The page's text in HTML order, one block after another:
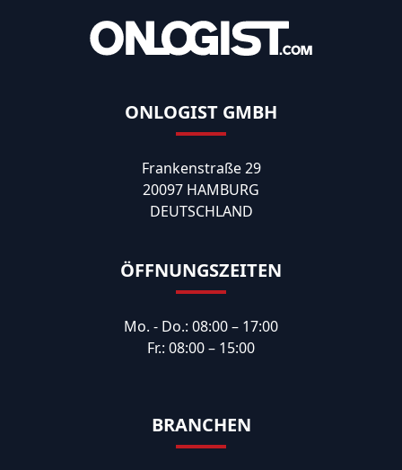
ONLOGIST GMBH
Frankenstraße 29
20097 HAMBURG
DEUTSCHLAND
ÖFFNUNGSZEITEN
Mo. - Do.: 08:00 – 17:00
Fr.: 08:00 – 15:00
BRANCHEN